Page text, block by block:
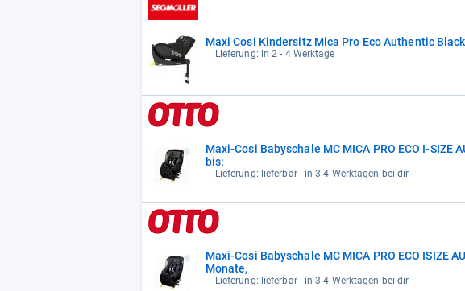
Maxi Cosi Kindersitz Mica Pro Eco Authentic Black
Lieferung: in 2 - 4 Werktage
Maxi-Cosi Babyschale MC MICA PRO ECO I-SIZE
bis:
Lieferung: lieferbar - in 3-4 Werktagen bei dir
Maxi-Cosi Babyschale MC MICA PRO ECO ISIZE
Monate,
Lieferung: lieferbar - in 3-4 Werktagen bei dir